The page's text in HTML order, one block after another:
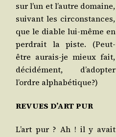
sur l’un et l’autre domaine,
sui­vant les cir­cons­tances,
que le diable lui-même en
per­drait la piste. (Peut-
être aurais-je mieux fait,
déci­dé­ment, d’a­dop­ter
l’ordre alphabétique?)
REVUES D’ART PUR
L’art pur ? Ah ! il y avait